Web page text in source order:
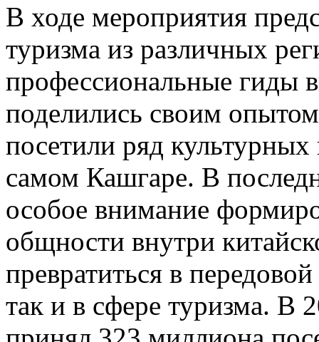
В ходе мероприятия
туризма из различных
профессиональные гиды
поделились своим
посетили ряд культурных
самом Кашгаре. В
особое внимание
общности внутри
превратиться в
так и в сфере туризма. В